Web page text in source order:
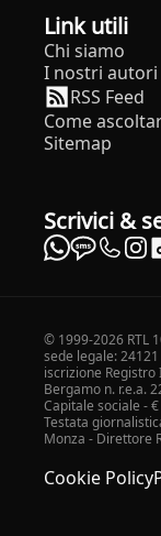
Link utili
Chi siamo
I nostri autori
RSS Feed
Come
Sitemap
Scrivici &
© 1999-2026 RTL
sede legale:
iscrizione Registro
Bergamo n. r.e.a.
Capitale sociale -
Testata
Monza - Direttore
Cookie Policy